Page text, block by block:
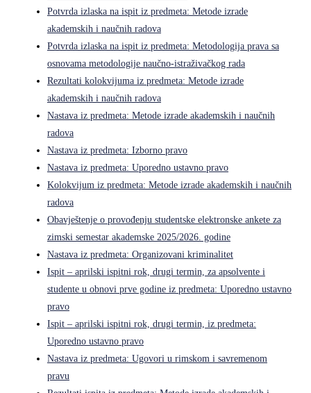
Potvrda izlaska na ispit iz predmeta: Metode izrade
akademskih i naučnih radova
Potvrda izlaska na ispit iz predmeta: Metodologija prava sa
osnovama metodologije naučno-istraživačkog rada
Rezultati kolokvijuma iz predmeta: Metode izrade
akademskih i naučnih radova
Nastava iz predmeta: Metode izrade akademskih i naučnih
radova
Nastava iz predmeta: Izborno pravo
Nastava iz predmeta: Uporedno ustavno pravo
Kolokvijum iz predmeta: Metode izrade akademskih i naučnih
radova
Obavještenje o provođenju studentske elektronske ankete za
zimski semestar akademske 2025/2026. godine
Nastava iz predmeta: Organizovani kriminalitet
Ispit – aprilski ispitni rok, drugi termin, za apsolvente i
studente u obnovi prve godine iz predmeta: Uporedno ustavno
pravo
Ispit – aprilski ispitni rok, drugi termin, iz predmeta:
Uporedno ustavno pravo
Nastava iz predmeta: Ugovori u rimskom i savremenom
pravu